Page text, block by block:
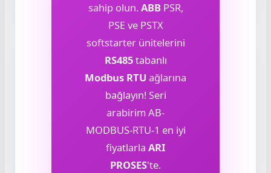
sahip olun.ABB PSR,
PSE ve PSTX
softstarter ünitelerini
RS485tabanlı
Modbus RTU ağlarına
bağlayın! Seri
arabirim AB-
MODBUS-RTU-1 en iyi
fiyatlarla ARI
PROSES'te.